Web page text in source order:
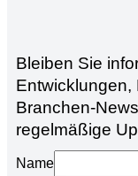
Bleiben Sie
Entwicklungen,
Branchen-
regelmäßige
Name